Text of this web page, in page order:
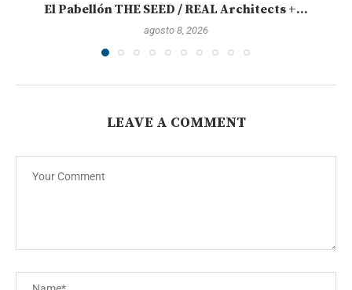
El Pabellón THE SEED / REAL Architects +...
agosto 8, 2026
LEAVE A COMMENT